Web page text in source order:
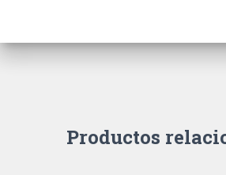
Productos